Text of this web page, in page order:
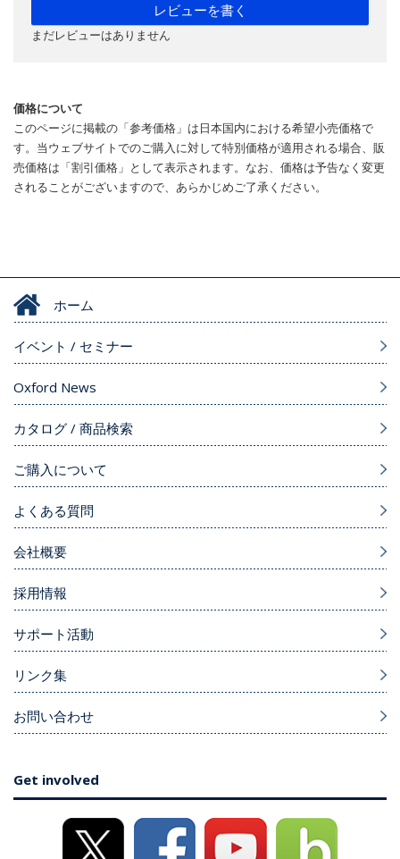
レビューを書く
まだレビューはありません
価格について
このページに掲載の「参考価格」は日本国内における希望小売価格で
す。当ウェブサイトでのご購入に対して特別価格が適用される場合、販
売価格は「割引価格」として表示されます。なお、価格は予告なく変更
されることがございますので、あらかじめご了承ください。
ホーム
イベント / セミナー
Oxford News
カタログ / 商品検索
ご購入について
よくある質問
会社概要
採用情報
サポート活動
リンク集
お問い合わせ
Get involved